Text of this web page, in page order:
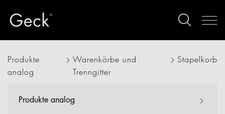
Produkte
analog
Warenkörbe und
Trenngitter
Stapelkorb
Produkte analog